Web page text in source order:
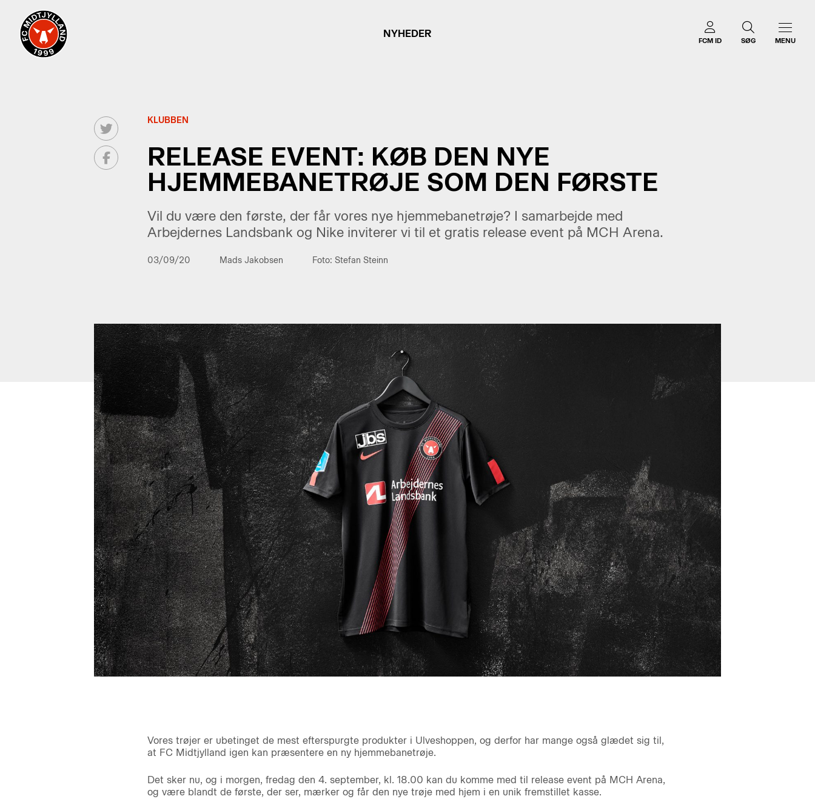
NYHEDER
FCM ID SØG MENU
KLUBBEN
RELEASE EVENT: KØB DEN NYE
HJEMMEBANETRØJE SOM DEN FØRSTE
Vil du være den første, der får vores nye hjemmebanetrøje? I samarbejde med
Arbejdernes Landsbank og Nike inviterer vi til et gratis release event på MCH Arena.
03/09/20 Mads Jakobsen Foto: Stefan Steinn
Vores trøjer er ubetinget de mest efterspurgte produkter i Ulveshoppen, og derfor har mange også glædet sig til,
at FC Midtjylland igen kan præsentere en ny hjemmebanetrøje.
Det sker nu, og i morgen, fredag den 4. september, kl. 18.00 kan du komme med til release event på MCH Arena,
og være blandt de første, der ser, mærker og får den nye trøje med hjem i en unik fremstillet kasse.